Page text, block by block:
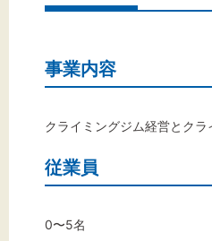
事業内容
クライミングジム経営とクラ
従業員
0〜5名